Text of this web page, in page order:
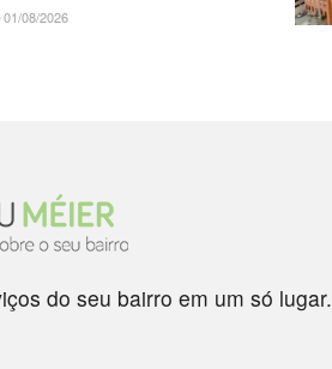
01/08/2026
do seu bairro em um só lugar.